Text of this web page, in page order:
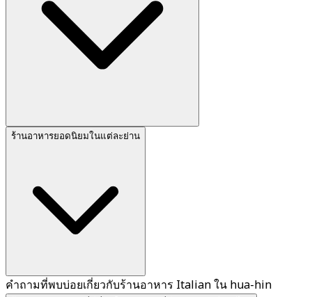
ร้านอาหารยอดนิยมในแต่ละย่าน
คำถามที่พบบ่อยเกี่ยวกับร้านอาหาร Italian ใน hua-hin